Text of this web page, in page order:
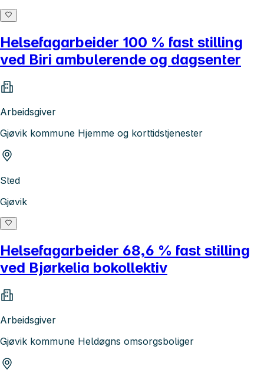
Helsefagarbeider 100 % fast stilling
ved Biri ambulerende og dagsenter
Arbeidsgiver
Gjøvik kommune Hjemme og korttidstjenester
Sted
Gjøvik
Helsefagarbeider 68,6 % fast stilling
ved Bjørkelia bokollektiv
Arbeidsgiver
Gjøvik kommune Heldøgns omsorgsboliger